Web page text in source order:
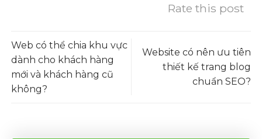
Rate this post
Web có thể chia khu vực
dành cho khách hàng
mới và khách hàng cũ
không?
Website có nên ưu tiên
thiết kế trang blog
chuẩn SEO?